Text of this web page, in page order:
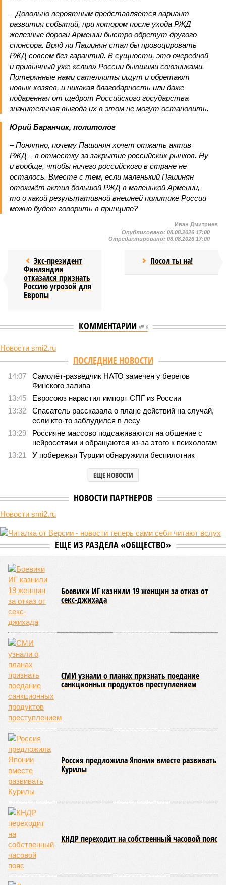
– Довольно вероятным представляется вариант
развития событий, при котором после ухода РЖД
железные дороги Армении быстро обретут другого
спонсора. Вряд ли Пашинян стал бы провоцировать
РЖД совсем без гарантий. В сущности, это очередной
и привычный уже «слив» России бывшими союзниками.
Потерянные нами сателлиты ищут и обретают
новых хозяев, и никакая благодарность или даже
подаренная от щедрот Российского государства
значительная выгода их в этом не могут остановить.
Юрий Баранчик, политолог
– Понятно, почему Пашинян хочет отжать актив
РЖД – в отместку за закрытие российских рынков. Ну
и вообще, чтобы ничего российского в стране не
осталось. Вместе с тем, если маленький Пашинян
отожмёт актив большой РЖД в маленькой Армении,
то о какой результативной внешней политике России
можно будет говорить в принципе?
Иван Дмитриев
Опубликовано: 08.08.2026 17:00
Отредактировано: 08.08.2026 17:00
Экс-президент
Финляндии
отказался признать
Россию угрозой для
Европы
Посол ты на!
КОММЕНТАРИИ 0
Новости smi2.ru
В нескольких станциях от уже сданного
«Сказочного леса» пайщики ЖК «Станция Л» продолжают ждать от
компании Capital Group начала реальной достройки
В нескольких станциях от уже сданного «Сказочного
леса» пайщики ЖК «Станция Л» продолжают ждать от
компании Capital Group начала реальной достройки
«Станция ожидания» для дольщиков
В нескольких станциях от уже сданного «Сказочного леса» пайщики ЖК
«Станция Л» продолжают ждать от компании Capital Group начала
уже получают ключи – в мае 2026 года были получены
заключение о соответствии проектной документации и
разрешение на ввод жилищного комплекса в эксплуатацию –
совсем недалеко, в паре станций метро южнее, на Люблинской
улице, картина, можно сказать, прямо противоположная.
ЖК «Светлый мир «Станция Л»: та же группа компаний-
банкрот Seven Suns Development, та же
схема достройки через Capital Group осенью 2024 года, но
за прошедшие два года результатов, по словам дольщиков,
практически не видно. Поинформациииз профильных
порталов, первую очередь ЖК строители обещают сдать к
декабрю 2026 г., вторую – к марту 2028-го. Но никто при
этом из кураторов стройки не задается вопросом: как эти
сроки должны материализоваться? На строительной
площадке, по свидетельствам дольщиков, регулярно
бывающих у забора, какая-либо техника отсутствует. Ни
бетононасосов, ни работающих кранов, ни признаков
мобилизации подрядчиков. При том, что до «декабря 2026»
осталось менее полугода.
Если в «Сказочном лесу» техзаказчик публично
отчитывался о поэтапной готовности – 90%, затем 97%, с
конкретными инженерными работами (усиление
монолитных конструкций, устранение проектных ошибок) –
то по «Станции Л» подобной публичной отчётности
дольщики не видят. Ни Capital Group, ни кураторы
строительства не подтверждают ни соблюдения графика
строительства, ни объёма фактически выполненных работ.